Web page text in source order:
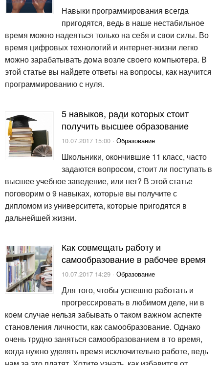
Навыки программирования всегда
пригодятся, ведь в наше нестабильное
время можно надеяться только на себя и свои силы. Во
время цифровых технологий и интернет-жизни легко
можно зарабатывать дома возле своего компьютера. В
этой статье вы найдете ответы на вопросы, как научится
программированию с нуля.
5 навыков, ради которых стоит
получить высшее образование
10.07.2017 15:00 · Образование
Школьники, окончившие 11 класс, часто
задаются вопросом, стоит ли поступать в
высшее учебное заведение, или нет? В этой статье
поговорим о 9 навыках, которые вы получите с
дипломом из университета, которые пригодятся в
дальнейшей жизни.
Как совмещать работу и
самообразование в рабочее время
10.07.2017 14:29 · Образование
Для того, чтобы успешно работать и
прогрессировать в любимом деле, ни в
коем случае нельзя забывать о таком важном аспекте
становления личности, как самообразование. Однако
очень трудно заняться самообразованием в то время,
когда нужно уделять время исключительно работе, ведь